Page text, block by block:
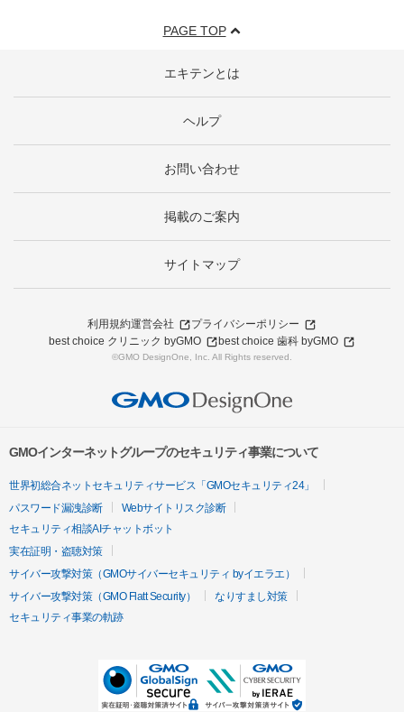
PAGE TOP
エキテンとは
ヘルプ
お問い合わせ
掲載のご案内
サイトマップ
利用規約運営会社
プライバシーポリシー
best choice クリニック byGMO
best choice 歯科 byGMO
©GMO DesignOne, Inc. All Rights reserved.
GMOインターネットグループのセキュリティ事業について
世界初総合ネットセキュリティサービス「GMOセキュリティ24」
パスワード漏洩診断
Webサイトリスク診断
セキュリティ相談AIチャットボット
実在証明・盗聴対策
サイバー攻撃対策（GMOサイバーセキュリティ byイエラエ）
サイバー攻撃対策（GMO Flatt Security）
なりすまし対策
セキュリティ事業の軌跡